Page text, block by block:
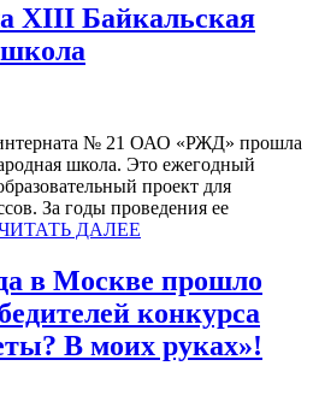
XIII Байкальская
№ 21 ОАО «РЖД» прошла
школа. Это ежегодный
проект для
За годы проведения ее
ДАЛЕЕ
в Москве прошло
конкурса
В моих руках»!